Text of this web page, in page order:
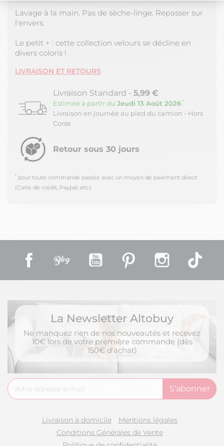
Notre plateforme vous permet d'adapter et de gérer vos
Lavage à la main. Pas de sèche-linge. Repasser sur
l'envers.
Le petit + : cette collection velours se décline en
divers coloris !
LIVRAISON ET RETOURS
Livraison Standard - 5,99 €
Estimée à partir du Jeudi 13 Août 2026 *
Livraison en journée au pied du camion - Hors
Corse
Retour sous 30 jours
* pour toute commande passée avec un moyen de paiement direct
(Carte de crédit, Paypal, etc.)
Facebook YouTube Pinterest Instagram
La Newsletter Altobuy
Ne manquez rien de nos nouveautés et recevez
10€ lors de votre première commande (dès
150€ d'achat)
Livraison à domicile
Mentions légales
Conditions Générales de Vente